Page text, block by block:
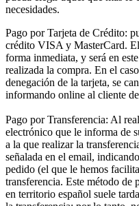
necesidades.
Pago por Tarjeta de Crédito:
crédito VISA y MasterCard.
forma inmediata, y será en
realizada la compra. En el
denegación de la tarjeta, se
informando online al cliente
Pago por Transferencia: Al
electrónico que le informa de
a la que realizar la
señalada en el email,
pedido (el que le hemos
transferencia. Este método de
en territorio español suele